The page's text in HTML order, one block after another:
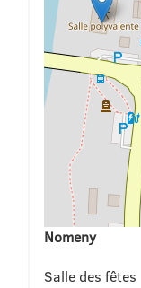
Nomeny
Salle des fêtes